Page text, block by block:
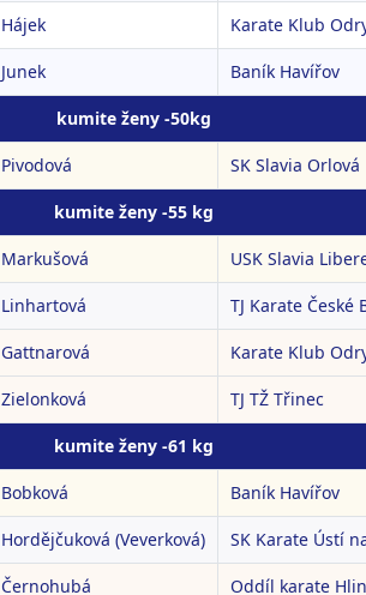
Hájek Karate Klub
Junek Baník Havířov
kumite ženy -50kg
Pivodová SK Slavia Orlová
kumite ženy -55 kg
Markušová USK Slavia
Linhartová TJ Karate České
Gattnarová Karate Klub
Zielonková TJ TŽ Třinec
kumite ženy -61 kg
Bobková Baník Havířov
Hordějčuková (Veverková) SK Karate Ústí
Černohubá Oddíl karate